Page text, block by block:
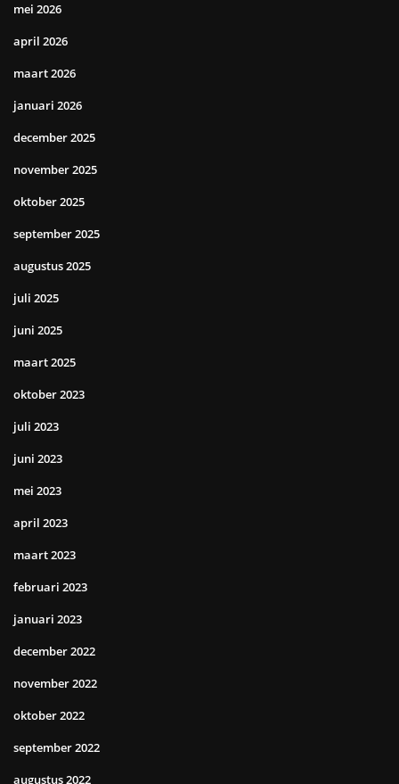
mei 2026
april 2026
maart 2026
januari 2026
december 2025
november 2025
oktober 2025
september 2025
augustus 2025
juli 2025
juni 2025
maart 2025
oktober 2023
juli 2023
juni 2023
mei 2023
april 2023
maart 2023
februari 2023
januari 2023
december 2022
november 2022
oktober 2022
september 2022
augustus 2022